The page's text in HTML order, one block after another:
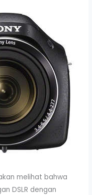
melihat bahwa
DSLR dengan